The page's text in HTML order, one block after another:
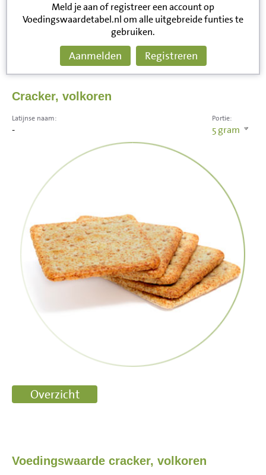
Meld je aan of registreer een account op
Voedingswaardetabel.nl om alle uitgebreide funties te
gebruiken.
Aanmelden Registreren
Cracker, volkoren
Portie:
5gram
Latijnse naam:
-
Voedingswaarde cracker, volkoren